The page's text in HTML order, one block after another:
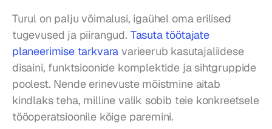
Turul on palju võimalusi, igaühel oma erilised
tugevused ja piirangud. Tasuta töötajate
planeerimise tarkvara varieerub kasutajaliidese
disaini, funktsioonide komplektide ja sihtgruppide
poolest. Nende erinevuste mõistmine aitab
kindlaks teha, milline valik sobib teie konkreetsele
tööoperatsioonile kõige paremini.